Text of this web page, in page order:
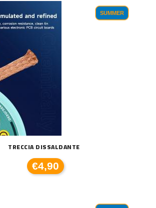
SUMMER
TRECCIA DISSALDANTE
€4,90